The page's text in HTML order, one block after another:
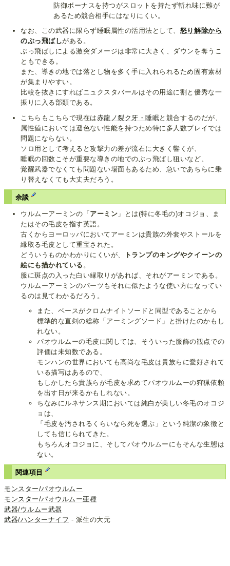
防御ボーナスを持つがスロットを持たず斬れ味に難が
あるため競合相手にはなりにくい。
なお、この武器に限らず睡眠属性の活用法として、 怒り解除から
のぶっ飛ばしがある。
ぶっ飛ばしによる激突ダメージは非常に大きく、ダウンを奪うこ
ともできる。
また、導きの地では落とし物を多く手に入れられるため固有素材
が集まりやすい。
比較を抜きにすればニュクスタバールはその用途に割と優秀な一
振りに入る部類である。
こちらもこちらで現在は赤龍ノ裂ク牙・睡眠と競合するのだが、
属性値においては遜色ない性能を持つため特に多人数プレイでは
問題にならない。
ソロ用として考えると攻撃力の差が流石に大きく響くが、
睡眠の回数こそが重要な導きの地でのぶっ飛ばし狙いなど、
覚醒武器でなくても問題ない場面もあるため、急いであちらに乗
り替えなくても大丈夫だろう。
余談
ウルムーアーミンの「 アーミン 」とは(特に冬毛の)オコジョ、ま
たはその毛皮を指す英語。
古くからヨーロッパにおいてアーミンは貴族の外套やストールを
縁取る毛皮として重宝された。
どういうものかわかりにくいが、
トランプのキングやクイーンの
絵にも描かれている 。
服に斑点の入った白い縁取りがあれば、それがアーミンである。
ウルムーアーミンのパーツもそれに似たような使い方になってい
るのは見てわかるだろう。
また、ベースがクロムナイトソードと同型であることから
標準的な直剣の総称「アーミングソード」と掛けたのかもし
れない。
パオウルムーの毛皮に関しては、そういった服飾の観点での
評価は未知数である。
モンハンの世界においても高尚な毛皮は貴族らに愛好されて
いる描写はあるので、
もしかしたら貴族らが毛皮を求めてパオウルムーの狩猟依頼
を出す日が来るかもしれない。
ちなみにルネサンス期においては純白が美しい冬毛のオコジ
ョは、
「毛皮を汚されるくらいなら死を選ぶ」という純潔の象徴と
しても信じられてきた。
もちろんオコジョに、そしてパオウルムーにもそんな生態は
ない。
関連項目
モンスター/パオウルムー
モンスター/パオウルムー亜種
武器/ウルムー武器
武器/ハンターナイフ - 派生の大元